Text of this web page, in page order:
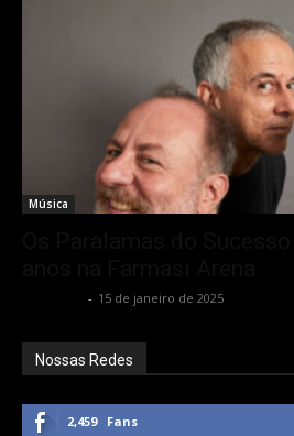
Música
- 15 de janeiro de 2025
Nossas Redes
2,459 Fans